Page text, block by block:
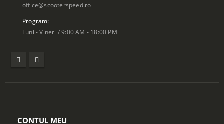
office@scooterspeed.ro
Program:
Luni - Vineri / 9:00 AM - 18:00 PM
CONTUL MEU